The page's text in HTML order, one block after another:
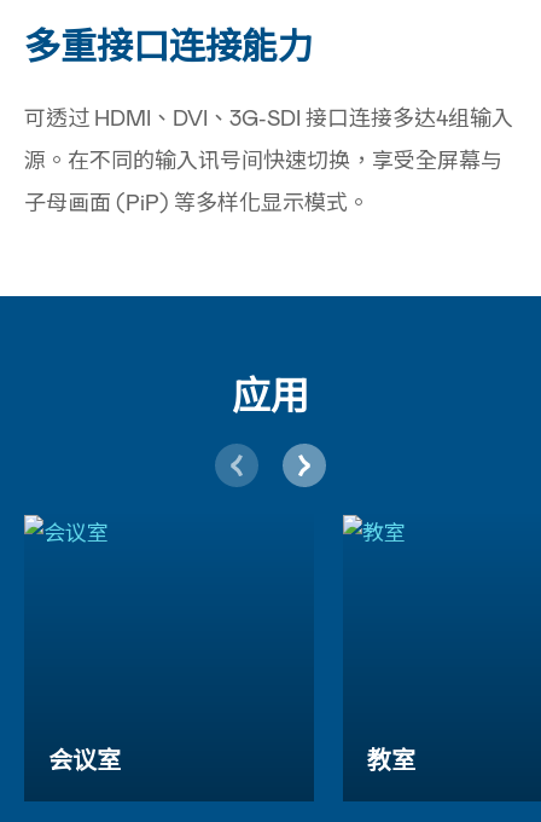
多重接口连接能力
可透过 HDMI、DVI、3G-SDI 接口连接多达4组输入
源。在不同的输入讯号间快速切换，享受全屏幕与
子母画面 (PiP) 等多样化显示模式。
应用
会议室 教室